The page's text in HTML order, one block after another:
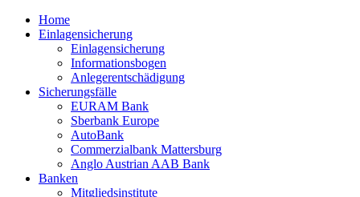
Home
Einlagensicherung
Einlagensicherung
Informationsbogen
Anlegerentschädigung
Sicherungsfälle
EURAM Bank
Sberbank Europe
AutoBank
Commerzialbank Mattersburg
Anglo Austrian AAB Bank
Banken
Mitgliedsinstitute